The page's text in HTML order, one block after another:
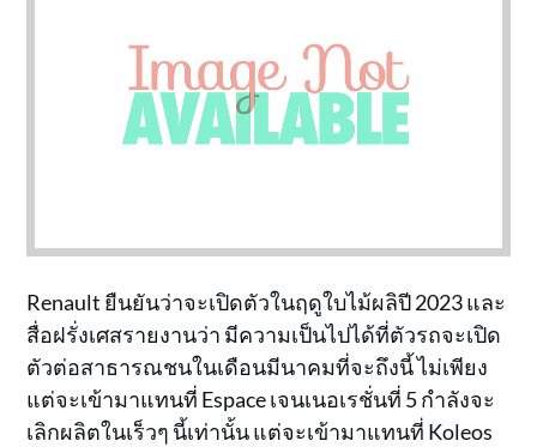
Renault ยืนยันว่าจะเปิดตัวในฤดูใบไม้ผลิปี 2023 และ
สื่อฝรั่งเศสรายงานว่า มีความเป็นไปได้ที่ตัวรถจะเปิด
ตัวต่อสาธารณชนในเดือนมีนาคมที่จะถึงนี้ ไม่เพียง
แต่จะเข้ามาแทนที่ Espace เจนเนอเรชั่นที่ 5 กำลังจะ
เลิกผลิตในเร็วๆ นี้เท่านั้น แต่จะเข้ามาแทนที่ Koleos